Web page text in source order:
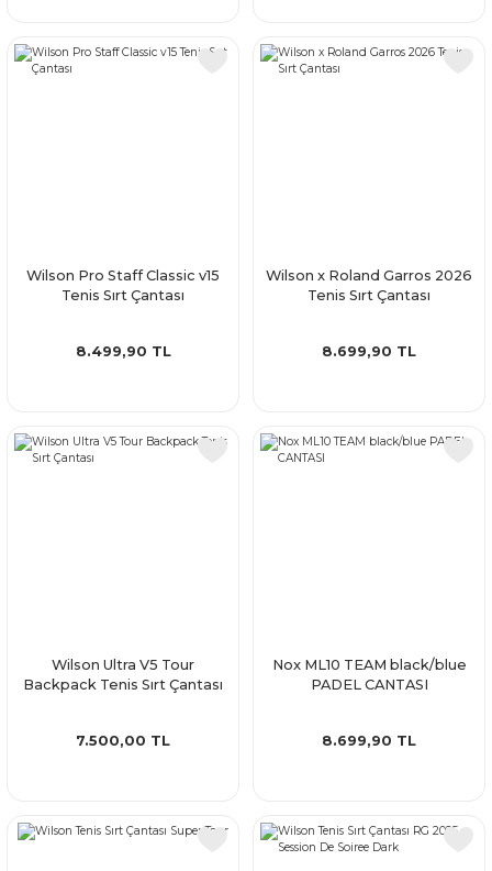
Wilson Pro Staff Classic v15
Tenis Sırt Çantası
8.499,90 TL
Wilson x Roland Garros 2026
Tenis Sırt Çantası
8.699,90 TL
Wilson Ultra V5 Tour
Backpack Tenis Sırt Çantası
7.500,00 TL
Nox ML10 TEAM black/blue
PADEL CANTASI
8.699,90 TL